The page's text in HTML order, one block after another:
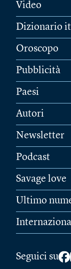
Video
Dizionario
Oroscopo
Pubblicità
Paesi
Autori
Newsletter
Podcast
Savage love
Ultimo
Seguici su